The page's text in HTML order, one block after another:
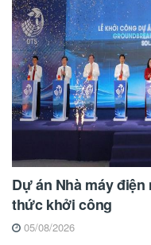
Dự án Nhà máy
thức khởi công
05/08/2026